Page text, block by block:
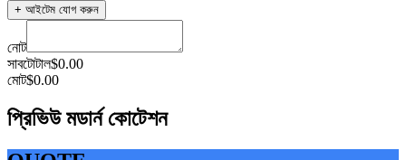
+ আইটেম যোগ করুন
নোট
সাবটোটাল$0.00
মোট$0.00
প্রিভিউ মডার্ন কোটেশন